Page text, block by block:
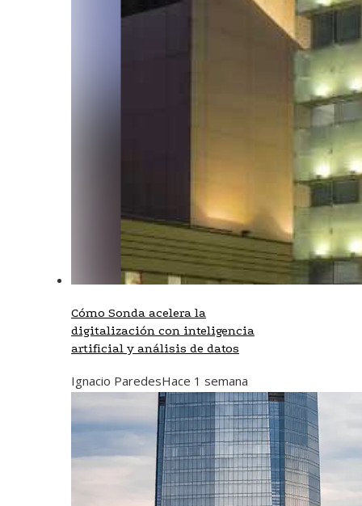
Cómo Sonda acelera la
digitalización con inteligencia
artificial y análisis de datos
Ignacio ParedesHace 1 semana